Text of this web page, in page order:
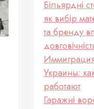
Більярдні
як вибір
та бренду
Украины:
работают
Гаражні